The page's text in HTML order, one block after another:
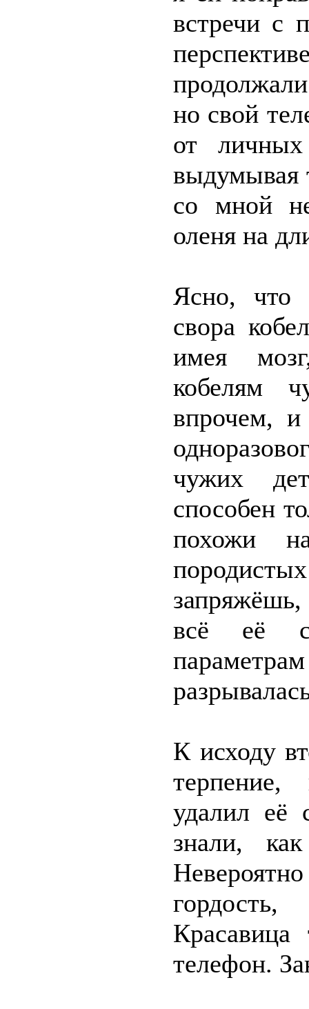
встречи с
но свой
от личных
выдумывая
со мной
оленя на
Ясно, что
свора
имея
кобелям
впрочем,
чужих
способен
похожи
запряжёшь,
всё её
К исходу
удалил её
знали,
телефон.